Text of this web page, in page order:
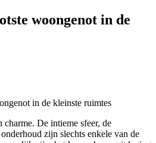
woongenot in de
De intieme sfeer, de
zijn slechts enkele van de